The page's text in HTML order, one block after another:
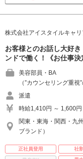
株式会社アイスタイルキャリ
お客様とのお話し大好
ンドで働く！《お仕事決
美容部員・BA
（”カウンセリング重
派遣
時給1,410円 ～ 1,600円
関東・東海・関西・九
ブランド）
正社員登用 社